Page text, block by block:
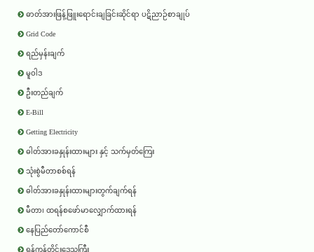
ဓာတ်အားဖြန့်ဖြူးရောင်းချခြင်းဆိုင်ရာ ပဋိညာဉ်စာချုပ်
Grid Code
ရည်မှန်းချက်
မူဝါဒ
ဦးတည်ချက်
E-Bill
Getting Electricity
ဓါတ်အားခနှုန်းထားများ နှင့် သက်မှတ်ကြေး
သုံးစွဲမီတာစစ်ရန်
ဓါတ်အားခနှုန်းထားများတွက်ချက်ရန်
မီတာ၊ ထရန်စဖော်မာလျှောက်ထားရန်
နေပြည်တော်ကောင်စီ
ရန်ကုန်တိုင်းဒေသကြီး